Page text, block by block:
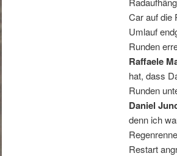
Car auf die
Umlauf
Runden
Raffaele
hat, dass
Runden
Daniel
denn ich
Restart